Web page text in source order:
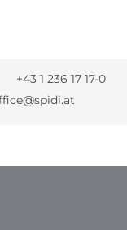
+43 1 236 17 17-0